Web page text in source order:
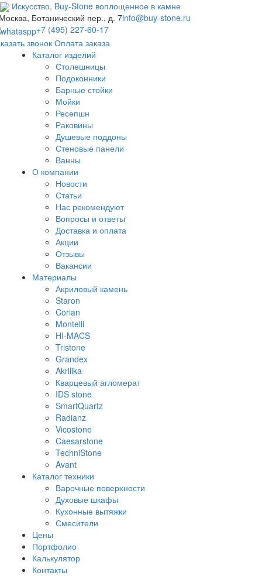
Искусство, Buy-Stone воплощенное в камне
Ботанический пер., д. 7info@buy-stone.ru
+7 (495) 227-60-17
звонок Оплата заказа
Каталог изделий
Столешницы
Подоконники
Барные стойки
Мойки
Ресепшн
Раковины
Душевые поддоны
Стеновые панели
Ванны
О компании
Новости
Статьи
Нас рекомендуют
Вопросы и ответы
Доставка и оплата
Акции
Отзывы
Вакансии
Материалы
Акриловый камень
Staron
Corian
Montelli
HI-MACS
Tristone
Grandex
Akrilika
Кварцевый агломерат
IDS stone
SmartQuartz
Radianz
Vicostone
Caesarstone
TechniStone
Avant
Каталог техники
Варочные поверхности
Духовые шкафы
Кухонные вытяжки
Смесители
Цены
Портфолио
Калькулятор
Контакты